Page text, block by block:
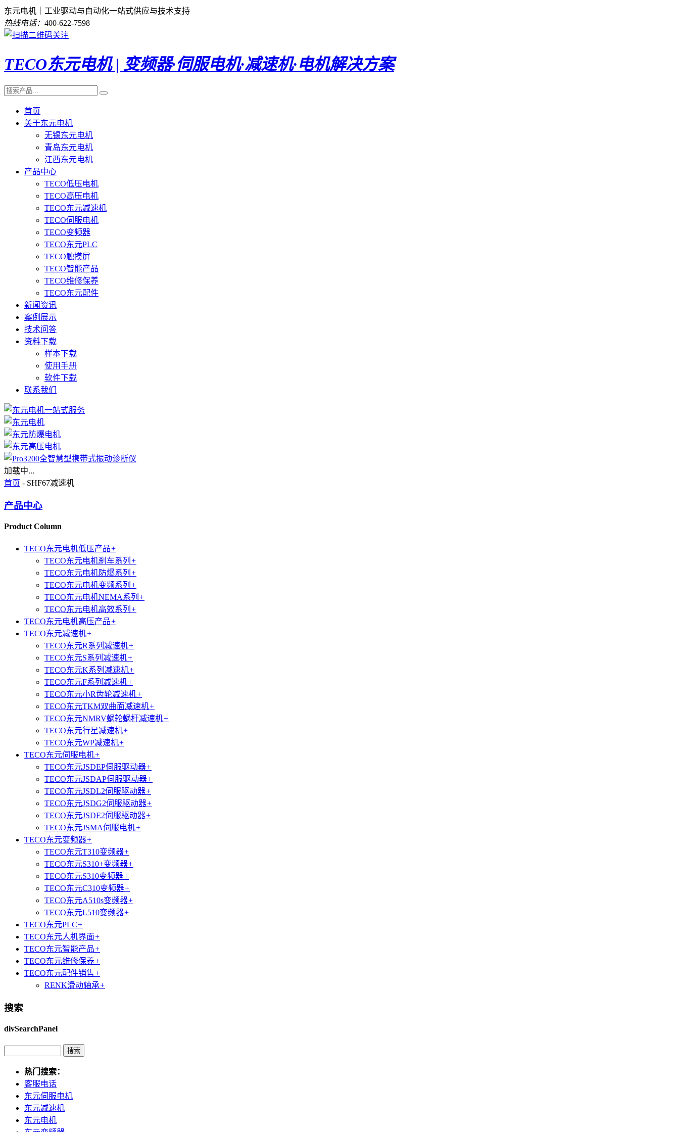
东元电机｜工业驱动与自动化一站式供应与技术支持
热线电话： 400-622-7598
TECO东元电机 | 变频器·伺服电机·减速机·电机解决方案
首页
关于东元电机
无锡东元电机
青岛东元电机
江西东元电机
产品中心
TECO低压电机
TECO高压电机
TECO东元减速机
TECO伺服电机
TECO变频器
TECO东元PLC
TECO触摸屏
TECO智能产品
TECO维修保养
TECO东元配件
新闻资讯
案例展示
技术问答
资料下载
样本下载
使用手册
软件下载
联系我们
加载中...
首页 - SHF67减速机
产品中心
Product Column
TECO东元电机低压产品+
TECO东元电机刹车系列 +
TECO东元电机防爆系列 +
TECO东元电机变频系列 +
TECO东元电机NEMA系列 +
TECO东元电机高效系列 +
TECO东元电机高压产品+
TECO东元减速机+
TECO东元R系列减速机+
TECO东元S系列减速机+
TECO东元K系列减速机+
TECO东元F系列减速机+
TECO东元小R齿轮减速机+
TECO东元TKM双曲面减速机+
TECO东元NMRV蜗轮蜗杆减速机+
TECO东元行星减速机+
TECO东元WP减速机+
TECO东元伺服电机+
TECO东元JSDEP伺服驱动器+
TECO东元JSDAP伺服驱动器+
TECO东元JSDL2伺服驱动器+
TECO东元JSDG2伺服驱动器+
TECO东元JSDE2伺服驱动器+
TECO东元JSMA伺服电机+
TECO东元变频器+
TECO东元T310变频器+
TECO东元S310+变频器+
TECO东元S310变频器+
TECO东元C310变频器+
TECO东元A510s变频器+
TECO东元L510变频器+
TECO东元PLC+
TECO东元人机界面+
TECO东元智能产品+
TECO东元维修保养+
TECO东元配件销售+
RENK滑动轴承+
搜索
divSearchPanel
热门搜索：
客服电话
东元伺服电机
东元减速机
东元电机